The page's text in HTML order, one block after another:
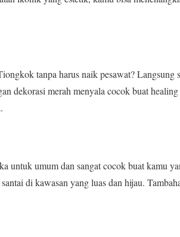
tanpa harus naik pesawat?
dekorasi merah menyala cocok buat
untuk umum dan sangat cocok buat kamu
di kawasan yang luas dan hijau.